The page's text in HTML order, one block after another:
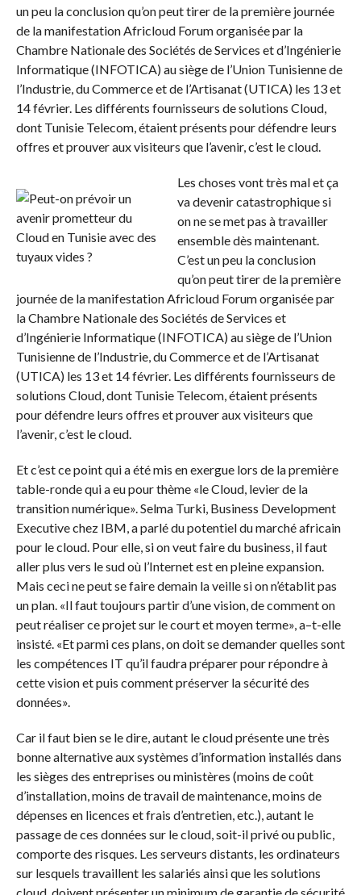
un peu la conclusion qu’on peut tirer de la première journée
de la manifestation Africloud Forum organisée par la
Chambre Nationale des Sociétés de Services et d’Ingénierie
Informatique (INFOTICA) au siège de l’Union Tunisienne de
l’Industrie, du Commerce et de l’Artisanat (UTICA) les 13 et
14 février. Les différents fournisseurs de solutions Cloud,
dont Tunisie Telecom, étaient présents pour défendre leurs
offres et prouver aux visiteurs que l’avenir, c’est le cloud.
Les choses vont très mal et ça
va devenir catastrophique si
on ne se met pas à travailler
ensemble dès maintenant.
C’est un peu la conclusion
qu’on peut tirer de la première
journée de la manifestation Africloud Forum organisée par
la Chambre Nationale des Sociétés de Services et
d’Ingénierie Informatique (INFOTICA) au siège de l’Union
Tunisienne de l’Industrie, du Commerce et de l’Artisanat
(UTICA) les 13 et 14 février. Les différents fournisseurs de
solutions Cloud, dont Tunisie Telecom, étaient présents
pour défendre leurs offres et prouver aux visiteurs que
l’avenir, c’est le cloud.
Et c’est ce point qui a été mis en exergue lors de la première
table-ronde qui a eu pour thème «le Cloud, levier de la
transition numérique». Selma Turki, Business Development
Executive chez IBM, a parlé du potentiel du marché africain
pour le cloud. Pour elle, si on veut faire du business, il faut
aller plus vers le sud où l’Internet est en pleine expansion.
Mais ceci ne peut se faire demain la veille si on n’établit pas
un plan. «Il faut toujours partir d’une vision, de comment on
peut réaliser ce projet sur le court et moyen terme», a–t-elle
insisté. «Et parmi ces plans, on doit se demander quelles sont
les compétences IT qu’il faudra préparer pour répondre à
cette vision et puis comment préserver la sécurité des
données».
Car il faut bien se le dire, autant le cloud présente une très
bonne alternative aux systèmes d’information installés dans
les sièges des entreprises ou ministères (moins de coût
d’installation, moins de travail de maintenance, moins de
dépenses en licences et frais d’entretien, etc.), autant le
passage de ces données sur le cloud, soit-il privé ou public,
comporte des risques. Les serveurs distants, les ordinateurs
sur lesquels travaillent les salariés ainsi que les solutions
cloud, doivent présenter un minimum de garantie de sécurité